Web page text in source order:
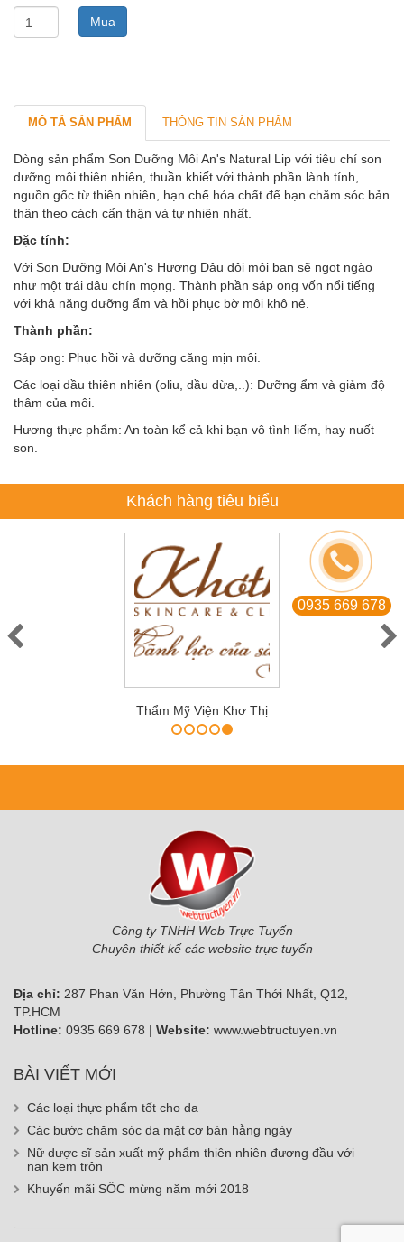
MÔ TẢ SẢN PHẨM THÔNG TIN SẢN PHẨM
Dòng sản phẩm Son Dưỡng Môi An's Natural Lip với tiêu chí son
dưỡng môi thiên nhiên, thuần khiết với thành phần lành tính,
nguồn gốc từ thiên nhiên, hạn chế hóa chất để bạn chăm sóc bản
thân theo cách cẩn thận và tự nhiên nhất.
Đặc tính:
Với Son Dưỡng Môi An's Hương Dâu đôi môi bạn sẽ ngọt ngào
như một trái dâu chín mọng. Thành phần sáp ong vốn nổi tiếng
với khả năng dưỡng ẩm và hồi phục bờ môi khô nẻ.
Thành phần:
Sáp ong: Phục hồi và dưỡng căng mịn môi.
Các loại dầu thiên nhiên (oliu, dầu dừa,..): Dưỡng ẩm và giảm độ
thâm của môi.
Hương thực phẩm: An toàn kể cả khi bạn vô tình liếm, hay nuốt
son.
Khách hàng tiêu biểu
Thẩm Mỹ Viện Khơ Thị
Công ty TNHH Web Trực Tuyến
Chuyên thiết kế các website trực tuyến
Địa chỉ: 287 Phan Văn Hớn, Phường Tân Thới Nhất, Q12,
TP.HCM
Hotline: 0935 669 678 | Website: www.webtructuyen.vn
BÀI VIẾT MỚI
Các loại thực phẩm tốt cho da
Các bước chăm sóc da mặt cơ bản hằng ngày
Nữ dược sĩ sản xuất mỹ phẩm thiên nhiên đương đầu với
nạn kem trộn
Khuyến mãi SỐC mừng năm mới 2018
0935 669 678